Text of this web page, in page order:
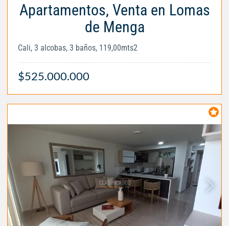
Apartamentos, Venta en Lomas
de Menga
Cali, 3 alcobas, 3 baños, 119,00mts2
$525.000.000